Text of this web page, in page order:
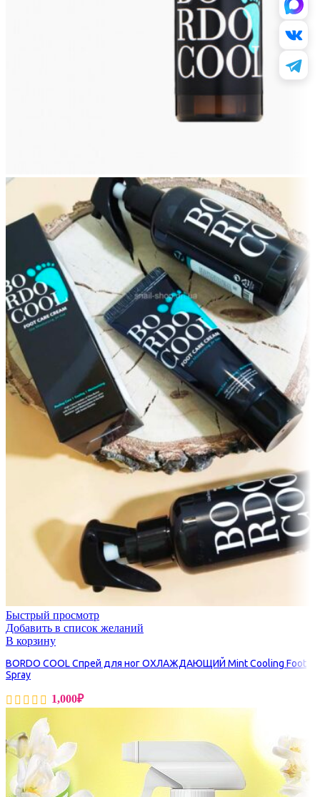
Быстрый просмотр
Добавить в список желаний
В корзину
BORDO COOL Спрей для ног ОХЛАЖДАЮЩИЙ Mint Cooling Foot
Spray
1,000₽